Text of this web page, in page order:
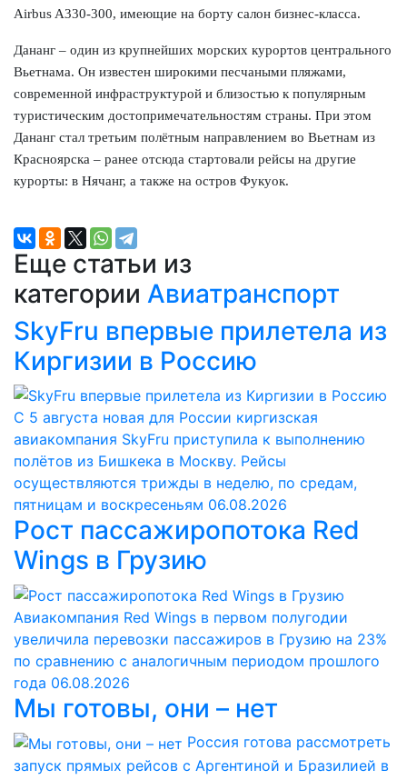
Airbus A330-300, имеющие на борту салон бизнес-класса.
Дананг – один из крупнейших морских курортов центрального
Вьетнама. Он известен широкими песчаными пляжами,
современной инфраструктурой и близостью к популярным
туристическим достопримечательностям страны. При этом
Дананг стал третьим полётным направлением во Вьетнам из
Красноярска – ранее отсюда стартовали рейсы на другие
курорты: в Нячанг, а также на остров Фукуок.
Еще статьи из
категории Авиатранспорт
SkyFru впервые прилетела из
Киргизии в Россию
С 5 августа новая для России киргизская
авиакомпания SkyFru приступила к выполнению
полётов из Бишкека в Москву. Рейсы
осуществляются трижды в неделю, по средам,
пятницам и воскресеньям 06.08.2026
Рост пассажиропотока Red
Wings в Грузию
Авиакомпания Red Wings в первом полугодии
увеличила перевозки пассажиров в Грузию на 23%
по сравнению с аналогичным периодом прошлого
года 06.08.2026
Мы готовы, они – нет
Россия готова рассмотреть
запуск прямых рейсов с Аргентиной и Бразилией в